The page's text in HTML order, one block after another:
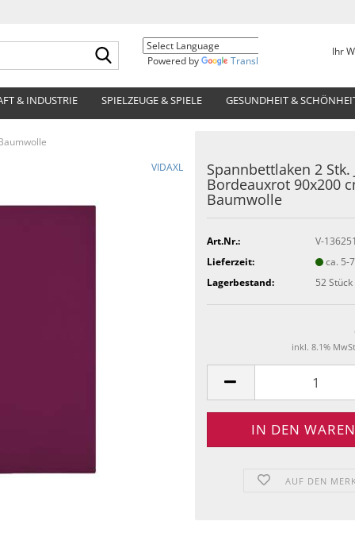
Suche...
Powered by
Translate
Ihr
& INDUSTRIE SPIELZEUGE & SPIELE GESUNDHEIT &
VIDAXL
Spannbettlaken 2 Stk.
Bordeauxrot 90x200
Baumwolle
Art.Nr.:
V-136251
Lieferzeit:
ca. 5-
Lagerbestand:
52Stück
inkl. 8.1%
AUF DEN